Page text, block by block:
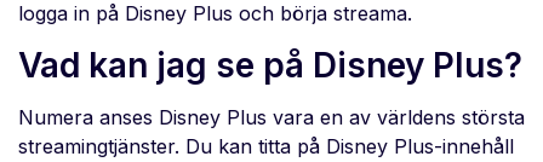
logga in på Disney Plus och börja streama.
Vad kan jag se på Disney Plus?
Numera anses Disney Plus vara en av världens största
streamingtjänster. Du kan titta på Disney Plus-innehåll